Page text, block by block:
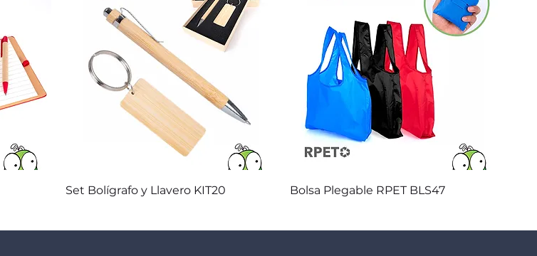
Vista rápida
Set Bolígrafo y Llavero KIT20 Vista rápida
Bolsa Plegable RPET BLS47